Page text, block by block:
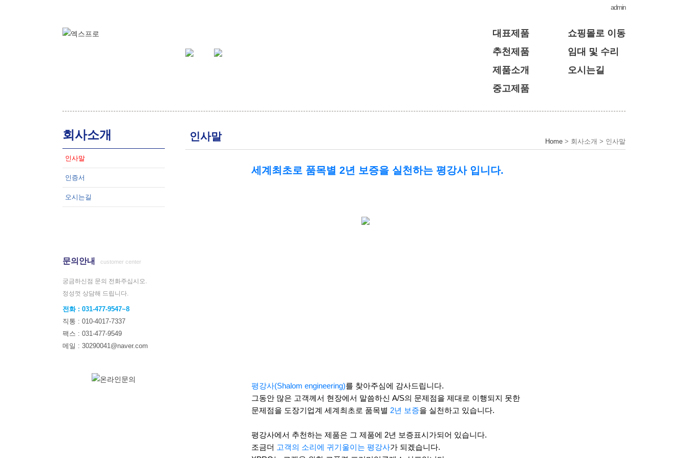
admin
대표제품
추천제품
제품소개
중고제품
쇼핑몰로 이동
임대 및 수리
오시는길
회사소개
인사말
인증서
오시는길
문의안내 customer center
궁금하신점 문의 전화주십시오.
정성껏 상담해 드립니다.
전화 : 031-477-9547~8
직통 : 010-4017-7337
팩스 : 031-477-9549
메일 : 30290041@naver.com
인사말 Home > 회사소개 > 인사말
세계최초로 품목별 2년 보증을 실천하는 평강사 입니다.
평강사(Shalom engineering)를 찾아주심에 감사드립니다.
그동안 많은 고객께서 현장에서 말씀하신 A/S의 문제점을 제대로 이행되지 못한
문제점을 도장기업계 세계최초로 품목별 2년 보증을 실천하고 있습니다.
평강사에서 추천하는 제품은 그 제품에 2년 보증표시가되어 있습니다.
조금더 고객의 소리에 귀기울이는 평강사가 되겠습니다.